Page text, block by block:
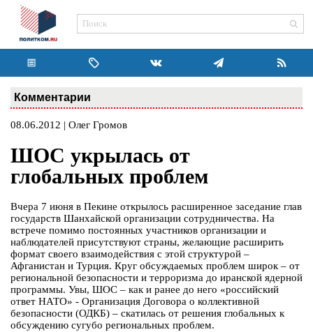
Комментарии
08.06.2012 | Олег Громов
ШОС укрылась от
глобальных проблем
Вчера 7 июня в Пекине открылось расширенное заседание глав
государств Шанхайской организации сотрудничества. На
встрече помимо постоянных участников организации и
наблюдателей присутствуют страны, желающие расширить
формат своего взаимодействия с этой структурой –
Афганистан и Турция. Круг обсуждаемых проблем широк – от
региональной безопасности и терроризма до иранской ядерной
программы. Увы, ШОС – как и ранее до него «российский
ответ НАТО» - Организация Договора о коллективной
безопасности (ОДКБ) – скатилась от решения глобальных к
обсуждению сугубо региональных проблем.